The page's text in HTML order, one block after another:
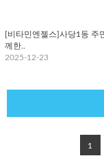
[비타민엔젤스]사당1동 주
께한..
2025-12-23
1